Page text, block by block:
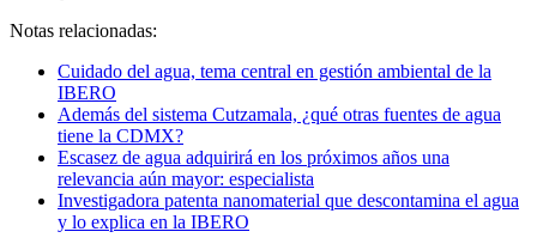
Notas relacionadas:
Cuidado del agua, tema central en gestión ambiental de la
IBERO
Además del sistema Cutzamala, ¿qué otras fuentes de agua
tiene la CDMX?
Escasez de agua adquirirá en los próximos años una
relevancia aún mayor: especialista
Investigadora patenta nanomaterial que descontamina el agua
y lo explica en la IBERO